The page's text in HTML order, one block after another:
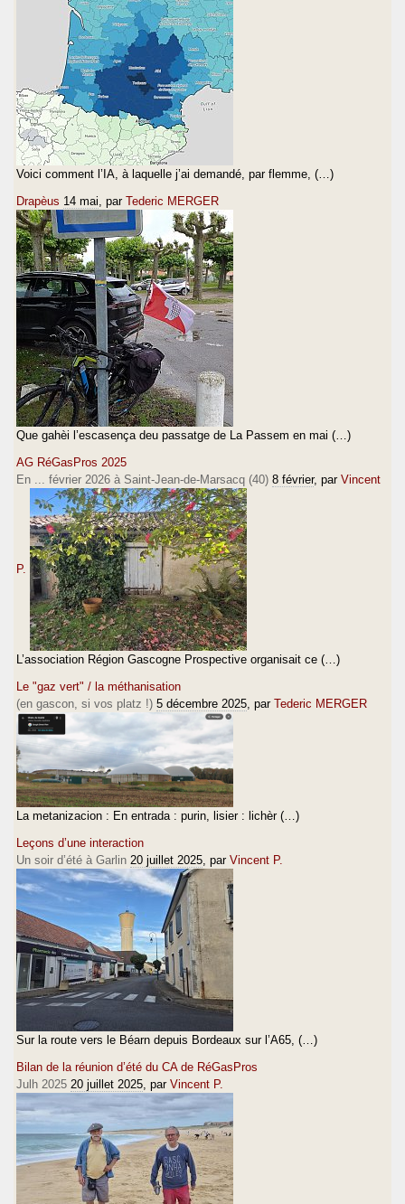
Voici comment l’IA, à laquelle j’ai demandé, par flemme, (…)
Drapèus 14 mai , par Tederic MERGER
Que gahèi l’escasença deu passatge de La Passem en mai (…)
AG RéGasPros 2025
En ... février 2026 à Saint-Jean-de-Marsacq (40) 8 février, par Vincent
P.
L’association Région Gascogne Prospective organisait ce (…)
Le "gaz vert" / la méthanisation
(en gascon, si vos platz !) 5 décembre 2025 , par Tederic MERGER
La metanizacion : En entrada : purin, lisier : lichèr (…)
Leçons d’une interaction
Un soir d’été à Garlin 20 juillet 2025 , par Vincent P.
Sur la route vers le Béarn depuis Bordeaux sur l’A65, (…)
Bilan de la réunion d’été du CA de RéGasPros
Julh 2025 20 juillet 2025 , par Vincent P.